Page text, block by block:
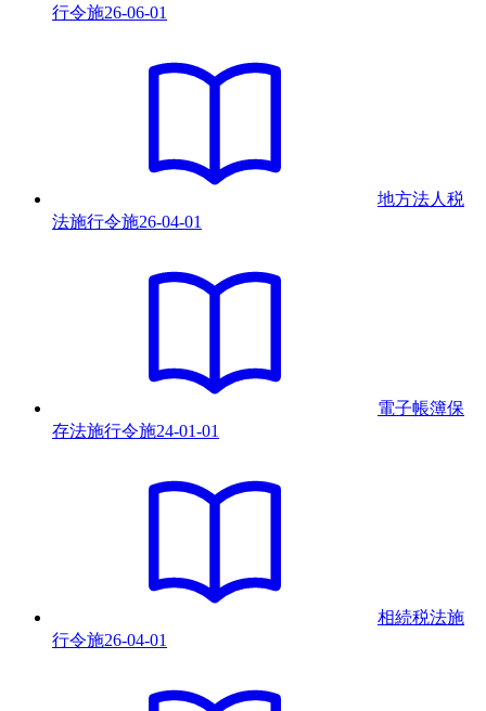
行令施26-06-01
地方法人税
法施行令施26-04-01
電子帳簿保
存法施行令施24-01-01
相続税法施
行令施26-04-01